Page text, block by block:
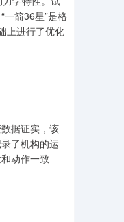
箭36星”是格
上进行了优化
据证实，该
了机构的运
动作一致